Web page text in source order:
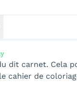
dit carnet. Cela
cahier de